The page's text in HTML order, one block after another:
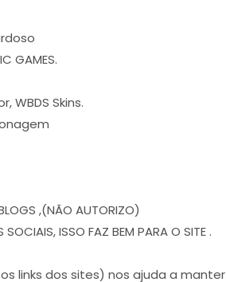
GAMES.
WBDS Skins.
,(NÃO AUTORIZO)
ISSO FAZ BEM PARA O SITE .
links dos sites) nos ajuda a manter